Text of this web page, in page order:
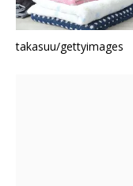
takasuu/gettyimages